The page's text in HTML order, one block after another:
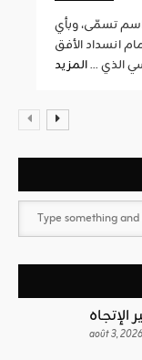
تسمّى، وبأي
انسداد الأفق
الذي ...
août 3, 2026